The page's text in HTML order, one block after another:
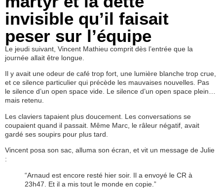
invisible qu’il faisait
peser sur l’équipe
Le jeudi suivant, Vincent Mathieu comprit dès l’entrée que la
journée allait être longue.
Il y avait une odeur de café trop fort, une lumière blanche trop crue,
et ce silence particulier qui précède les mauvaises nouvelles. Pas
le silence d’un open space vide. Le silence d’un open space plein…
mais retenu.
Les claviers tapaient plus doucement. Les conversations se
coupaient quand il passait. Même Marc, le râleur négatif, avait
gardé ses soupirs pour plus tard.
Vincent posa son sac, alluma son écran, et vit un message de Julie
:
“Arnaud est encore resté hier soir. Il a envoyé le CR à
23h47. Et il a mis tout le monde en copie.”